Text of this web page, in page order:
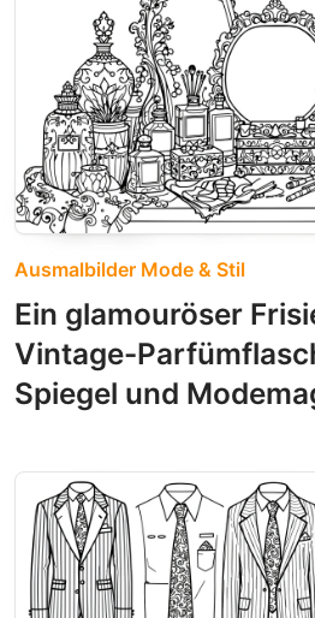
Ausmalbilder Mode & Stil
Ein glamouröser
Vintage-
Spiegel und